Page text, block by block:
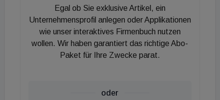
vereinbart, die Bestandverträge in den Bereichen
Kautionen und Haftungen abzuändern (im
Gegenzug gegen die Vereinbarung höherer
Kautionen durch den "neuen" Bestandnehmer
(Erwerber) wurde von den Bestandgebern auf ihr
Egal ob Sie exklusive Artikel, ein
Unternehmensprofil anlegen oder Applikationen
wie unser interaktives Firmenbuch nutzen
wollen. Wir haben garantiert das richtige Abo-
Paket für Ihre Zwecke parat.
oder